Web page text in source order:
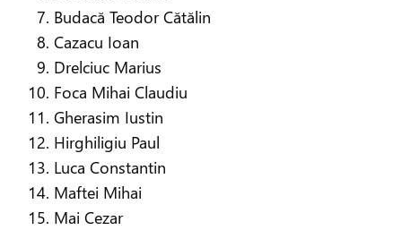
Budacă Teodor Cătălin
Cazacu Ioan
Drelciuc Marius
Foca Mihai Claudiu
Gherasim Iustin
Hirghiligiu Paul
Luca Constantin
Maftei Mihai
Mai Cezar